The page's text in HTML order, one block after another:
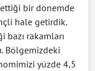
bir dönemde
hale getirdik.
bazı rakamları
Bölgemizdeki
yüzde 4,5